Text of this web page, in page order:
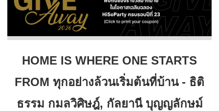
HOME IS WHERE ONE STARTS
FROM ทุกอย่างล้วนเริ่มต้นที่บ้าน - ธิติ
ธรรม กมลวิศิษฎ์, กัลยานี บุญญลักษม์